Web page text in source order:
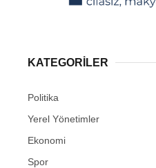
KATEGORİLER
Politika
Yerel Yönetimler
Ekonomi
Spor